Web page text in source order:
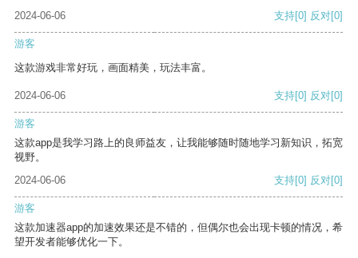
2024-06-06
支持[0] 反对[0]
游客
这款游戏非常好玩，画面精美，玩法丰富。
2024-06-06 支持[0] 反对[0]
游客
这款app是我学习路上的良师益友，让我能够随时随地学习新知识，拓宽
视野。
2024-06-06
支持[0] 反对[0]
游客
这款加速器app的加速效果还是不错的，但偶尔也会出现卡顿的情况，希
望开发者能够优化一下。